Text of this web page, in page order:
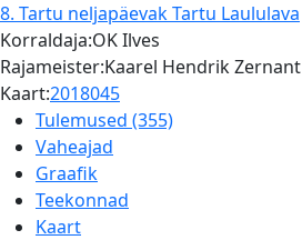
8. Tartu neljapäevakTartu Laululava
Korraldaja:OK Ilves
Rajameister:Kaarel Hendrik Zernant
Kaart:2018045
Tulemused (355)
Vaheajad
Graafik
Teekonnad
Kaart